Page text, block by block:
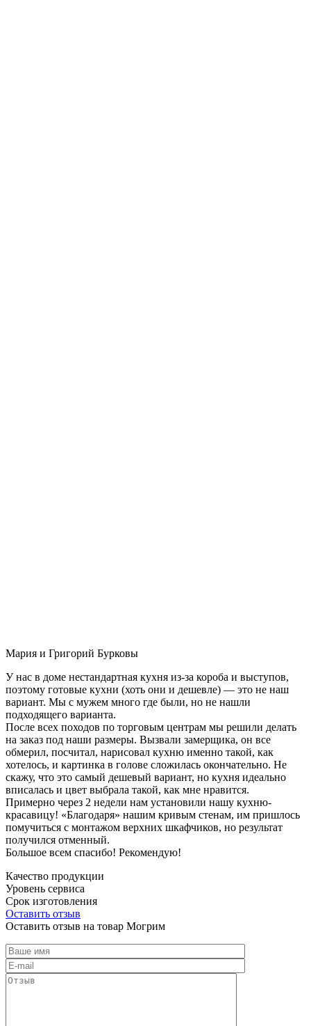
Мария и Григорий Бурковы
У нас в доме нестандартная кухня из-за короба и выступов,
поэтому готовые кухни (хоть они и дешевле) — это не наш
вариант. Мы с мужем много где были, но не нашли
подходящего варианта.
После всех походов по торговым центрам мы решили делать
на заказ под наши размеры. Вызвали замерщика, он все
обмерил, посчитал, нарисовал кухню именно такой, как
хотелось, и картинка в голове сложилась окончательно. Не
скажу, что это самый дешевый вариант, но кухня идеально
вписалась и цвет выбрала такой, как мне нравится.
Примерно через 2 недели нам установили нашу кухню-
красавицу! «Благодаря» нашим кривым стенам, им пришлось
помучиться с монтажом верхних шкафчиков, но результат
получился отменный.
Большое всем спасибо! Рекомендую!
Качество продукции
Уровень сервиса
Срок изготовления
Оставить отзыв
Оставить отзыв на товар Могрим